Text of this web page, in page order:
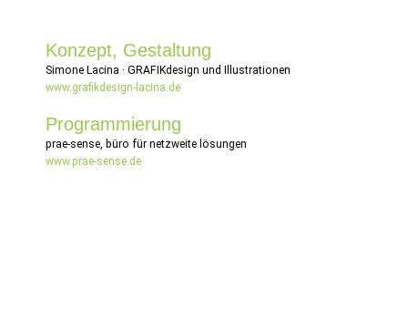
Konzept, Gestaltung
Simone Lacina · GRAFIKdesign und Illustrationen
www.grafikdesign-lacina.de
Programmierung
prae-sense, büro für netzweite lösungen
www.prae-sense.de